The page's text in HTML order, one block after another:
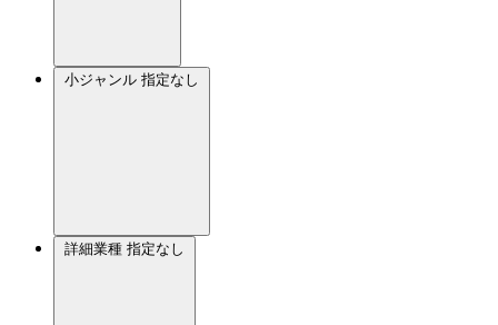
小ジャンル 指定なし
詳細業種 指定なし